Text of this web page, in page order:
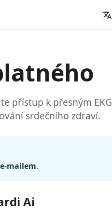
přístup k přesným EKG
srdečního zdraví.
e-mailem.
Ai